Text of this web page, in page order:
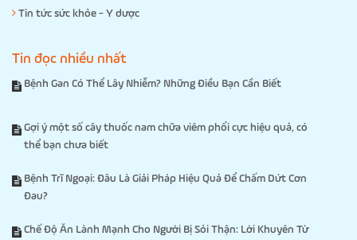
Tin tức sức khỏe - Y dược
Tin đọc nhiều nhất
Bệnh Gan Có Thể Lây Nhiễm? Những Điều Bạn Cần Biết
Gợi ý một số cây thuốc nam chữa viêm phổi cực hiệu quả, có
thể bạn chưa biết
Bệnh Trĩ Ngoại: Đâu Là Giải Pháp Hiệu Quả Để Chấm Dứt Cơn
Đau?
Chế Độ Ăn Lành Mạnh Cho Người Bị Sỏi Thận: Lời Khuyên Từ